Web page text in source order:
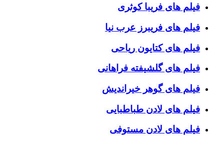
فیلم های فریبا کوثری
فیلم های فریبرز عرب نیا
فیلم های کتایون ریاحی
فیلم های گلشیفته فراهانی
فیلم های گوهر خیراندیش
فیلم های لادن طباطبایی
فیلم های لادن مستوفی